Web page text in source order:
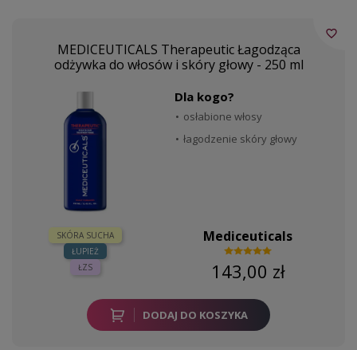
MEDICEUTICALS Therapeutic Łagodząca
odżywka do włosów i skóry głowy - 250 ml
SKÓRA SUCHA
ŁUPIEŻ
ŁZS
Dla kogo?
osłabione włosy
łagodzenie skóry głowy
Mediceuticals
143,00 zł
DODAJ DO KOSZYKA
favorite_border